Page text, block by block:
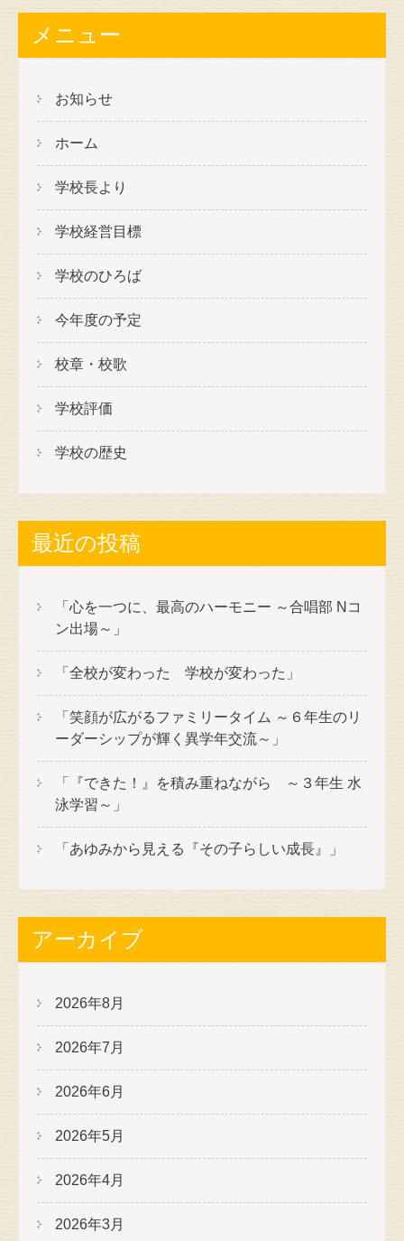
メニュー
お知らせ
ホーム
学校長より
学校経営目標
学校のひろば
今年度の予定
校章・校歌
学校評価
学校の歴史
最近の投稿
「心を一つに、最高のハーモニー ～合唱部 Nコ
ン出場～」
「全校が変わった 学校が変わった」
「笑顔が広がるファミリータイム ～６年生のリ
ーダーシップが輝く異学年交流～」
「『できた！』を積み重ねながら ～３年生 水
泳学習～」
「あゆみから見える『その子らしい成長』」
アーカイブ
2026年8月
2026年7月
2026年6月
2026年5月
2026年4月
2026年3月